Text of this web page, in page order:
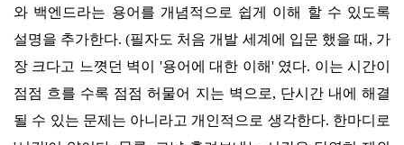
와 백엔드라는 용어를 개념적으로 쉽게 이해 할 수 있도록
설명을 추가한다. (필자도 처음 개 발 세계에 입문 했을 때, 가
장 크다고 느꼇던 벽이 '용어에 대한 이해' 였다. 이는 시간이
점점 흐를 수록 점점 허물어 지는 벽으로, 단시간 내에 해결
될 수 있는 문제는 아니라고 개인적으로 생각한다. 한마디로